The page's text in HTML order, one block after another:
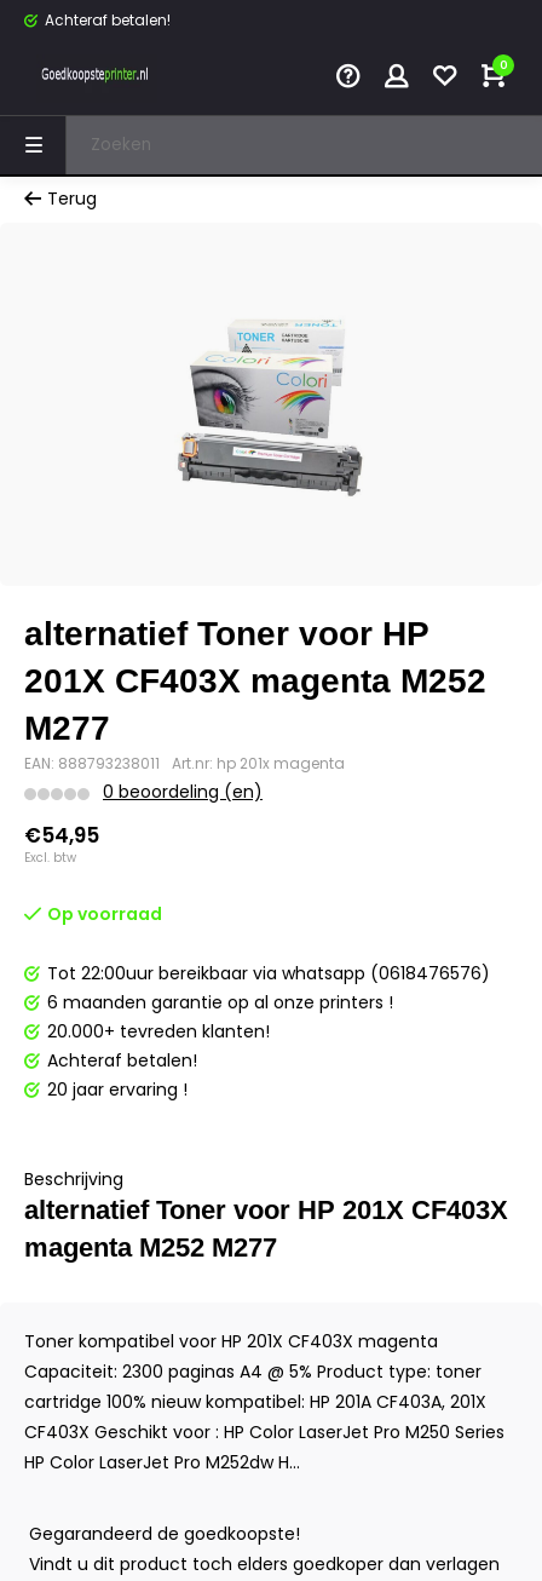
Achteraf betalen!
0
Terug
alternatief Toner voor HP
201X CF403X magenta M252
M277
EAN: 888793238011 Art.nr: hp 201x magenta
0 beoordeling (en)
€54,95
Excl. btw
Op voorraad
Tot 22:00uur bereikbaar via whatsapp (0618476576)
6 maanden garantie op al onze printers !
20.000+ tevreden klanten!
Achteraf betalen!
20 jaar ervaring !
Beschrijving
alternatief Toner voor HP 201X CF403X
magenta M252 M277
Toner kompatibel voor HP 201X CF403X magenta
Capaciteit: 2300 paginas A4 @ 5% Product type: toner
cartridge 100% nieuw kompatibel: HP 201A CF403A, 201X
CF403X Geschikt voor : HP Color LaserJet Pro M250 Series
HP Color LaserJet Pro M252dw H...
Gegarandeerd de goedkoopste!
Vindt u dit product toch elders goedkoper dan verlagen